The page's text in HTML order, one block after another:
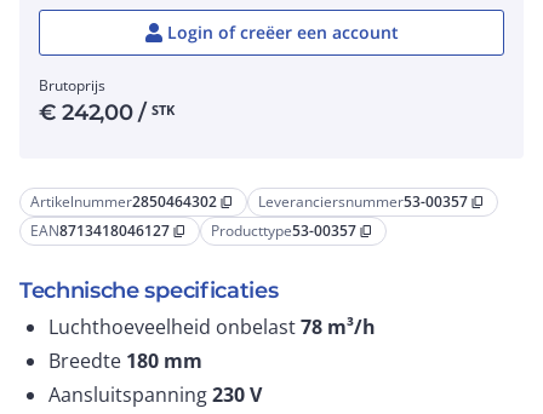
Artikelnummer2850464302 content_copy Leveranciersnummer53-00357 content_copy
EAN8713418046127 content_copy Producttype53-00357 content_copy
Technische specificaties
Luchthoeveelheid onbelast78 m³/h
Breedte 180 mm
Aansluitspanning230V
Login of creëer een account
Brutoprijs
€242,00/ STK